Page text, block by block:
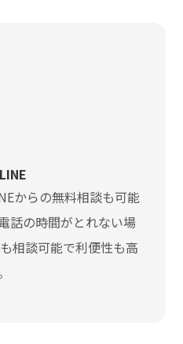
からの無料相談も可能
話の時間がとれない場
相談可能で利便性も高